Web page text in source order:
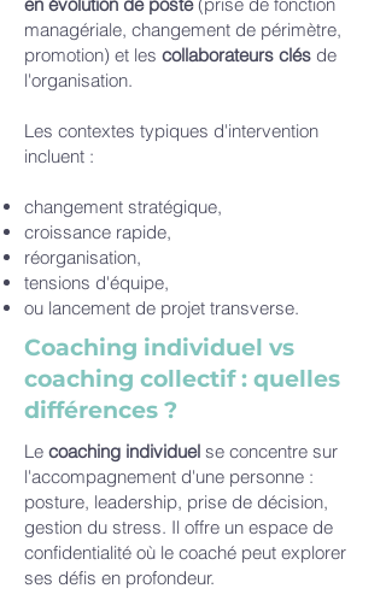
managériale, changement de périmètre,
promotion) et les collaborateurs clés de
l'organisation.
Les contextes typiques d'intervention
incluent :
changement stratégique,
croissance rapide,
réorganisation,
tensions d'équipe,
ou lancement de projet transverse.
Coaching individuel vs
coaching collectif : quelles
différences ?
Le coaching individuel se concentre sur
l'accompagnement d'une personne :
posture, leadership, prise de décision,
gestion du stress. Il offre un espace de
confidentialité où le coaché peut explorer
ses défis en profondeur.